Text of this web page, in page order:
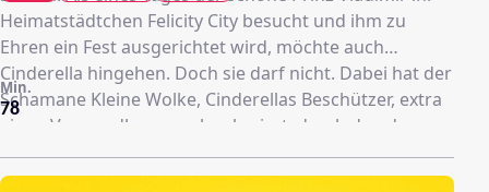
Heimatstädtchen Felicity City besucht und ihm zu
Ehren ein Fest ausgerichtet wird, möchte auch
Cinderella hingehen. Doch sie darf nicht. Dabei hat der
Schamane Kleine Wolke, Cinderellas Beschützer, extra
einen Verwandlungszauber kreiert, durch den das
Mädchen das Herz des Prinzen gewinnen soll. Aber es
kommt anders als erhofft. Nach einer wilden Prügelei,
78
Min.